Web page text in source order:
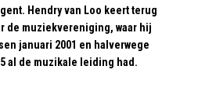
Hendry van Loo keert terug
de muziekvereniging, waar hij
januari 2001 en halverwege
al de muzikale leiding had.